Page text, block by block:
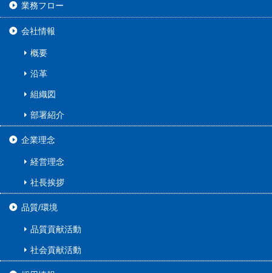
業務フロー
会社情報
概要
沿革
組織図
部署紹介
企業理念
経営理念
社長挨拶
品質/環境
品質貢献活動
社会貢献活動